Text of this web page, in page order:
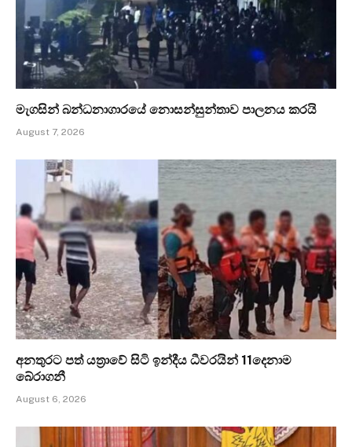
මැගසින් බන්ධනාගාරයේ නොසන්සුන්තාව පාලනය කරයි
August 7, 2026
අනතුරට පත් යත්‍රාවේ සිටි ඉන්දීය ධීවරයින් 11දෙනාම
බේරාගනී
August 6, 2026